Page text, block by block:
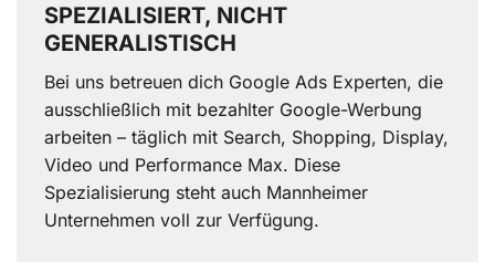
SPEZIALISIERT, NICHT
GENERALISTISCH
Bei uns betreuen dich Google Ads Experten, die
ausschließlich mit bezahlter Google-Werbung
arbeiten – täglich mit Search, Shopping, Display,
Video und Performance Max. Diese
Spezialisierung steht auch Mannheimer
Unternehmen voll zur Verfügung.